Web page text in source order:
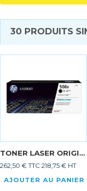
30 PRODUITS
TONER LASER ORIGI...
262,50 € TTC 218,75 € HT
AJOUTER AU PANIER